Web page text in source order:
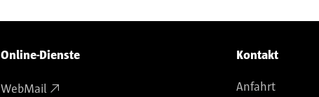
Online-Dienste
WebMail
Kontakt
Anfahrt